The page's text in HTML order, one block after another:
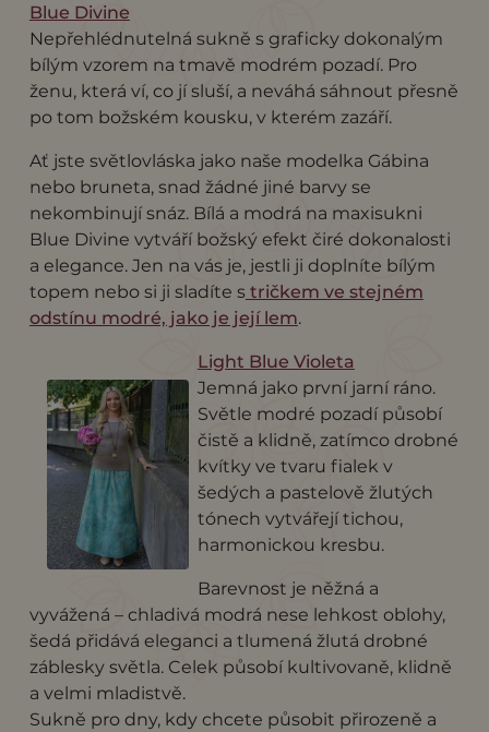
Blue Divine
Nepřehlédnutelná sukně s graficky dokonalým
bílým vzorem na tmavě modrém pozadí. Pro
ženu, která ví, co jí sluší, a neváhá sáhnout přesně
po tom božském kousku, v kterém zazáří.
Ať jste světlovláska jako naše modelka Gábina
nebo bruneta, snad žádné jiné barvy se
nekombinují snáz. Bílá a modrá na maxisukni
Blue Divine vytváří božský efekt čiré dokonalosti
a elegance. Jen na vás je, jestli ji doplníte bílým
topem nebo si ji sladíte stričkem ve stejném
odstínu modré, jako je její lem.
Light Blue Violeta
Jemná jako první jarní ráno.
Světle modré pozadí působí
čistě a klidně, zatímco drobné
kvítky ve tvaru fialek v
šedých a pastelově žlutých
tónech vytvářejí tichou,
harmonickou kresbu.
Barevnost je něžná a
vyvážená – chladivá modrá nese lehkost oblohy,
šedá přidává eleganci a tlumená žlutá drobné
záblesky světla. Celek působí kultivovaně, klidně
a velmi mladistvě.
Sukně pro dny, kdy chcete působit přirozeně a